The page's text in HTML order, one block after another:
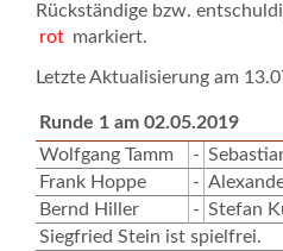
Rückständige bzw.
rot markiert.
Letzte Aktualisierung am
Runde 1 am 02.05.2019
Wolfgang Tamm
-
Frank Hoppe
-
Bernd Hiller
- Stefan
Siegfried Stein ist spielfrei.